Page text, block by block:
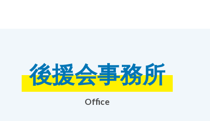
後援会事務所
Office